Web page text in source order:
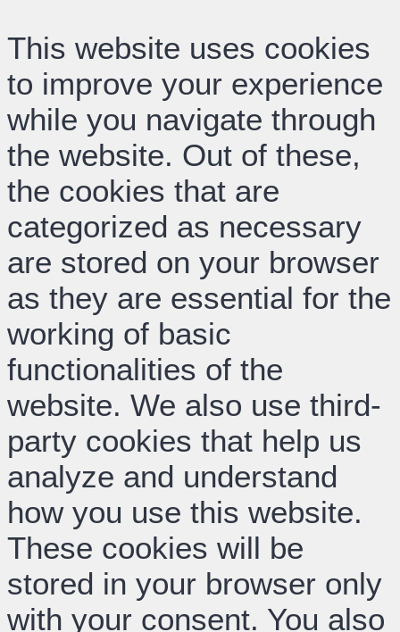
This website uses cookies
to improve your experience
while you navigate through
the website. Out of these,
the cookies that are
categorized as necessary
are stored on your browser
as they are essential for the
working of basic
functionalities of the
website. We also use third-
party cookies that help us
analyze and understand
how you use this website.
These cookies will be
stored in your browser only
with your consent. You also